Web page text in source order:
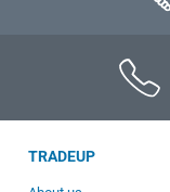
TRADEUP